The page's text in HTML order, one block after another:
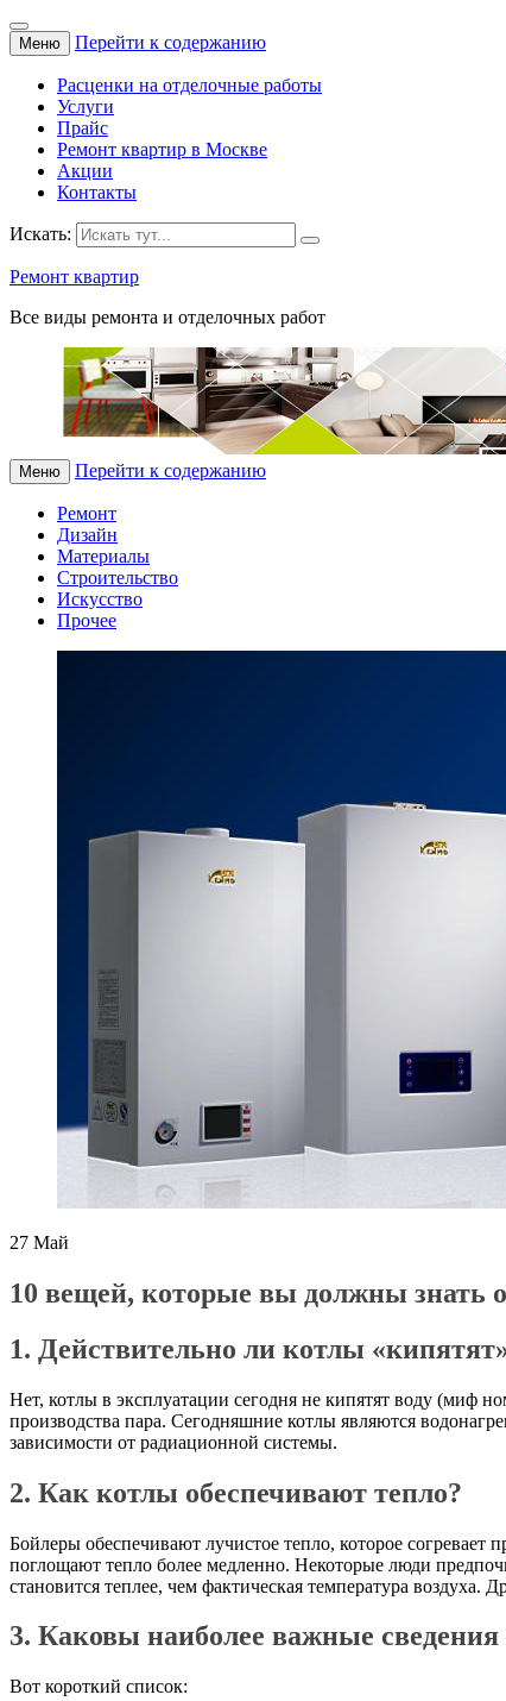
Меню Перейти к содержанию
Расценки на отделочные работы
Услуги
Прайс
Ремонт квартир в Москве
Акции
Контакты
Искать:
Ремонт квартир
Все виды ремонта и отделочных работ
Меню Перейти к содержанию
Ремонт
Дизайн
Материалы
Строительство
Искусство
Прочее
27 Май
10 вещей, которые вы должны знать
1. Действительно ли котлы
Нет, котлы в эксплуатации сегодня не кипятят воду (миф
производства пара. Сегодняшние котлы являются
зависимости от радиационной системы.
2. Как котлы обеспечивают тепло?
Бойлеры обеспечивают лучистое тепло, которое
поглощают тепло более медленно. Некоторые люди
становится теплее, чем фактическая температура воздуха.
3. Каковы наиболее важные
Вот короткий список: